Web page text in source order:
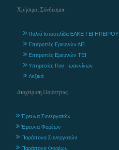
Χρήσιμοι Σύνδεσμοι
Παλιά Ιστοσελίδα ΕΛΚΕ ΤΕΙ ΗΠΕΙΡΟΥ
Επιτροπές Ερευνών ΑΕΙ
Επιτροπές Ερευνών ΤΕΙ
Υπηρεσίες Παν. Ιωαννίνων
Λεξικά
Διαχείριση Ποιότητας
Έρευνα Συνεργατών
Έρευνα Φορέων
Παράπονα Συνεργατών
Παράπονα Φορέων